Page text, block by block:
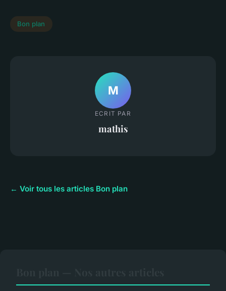
Bon plan
M
ECRIT PAR
mathis
← Voir tous les articles Bon plan